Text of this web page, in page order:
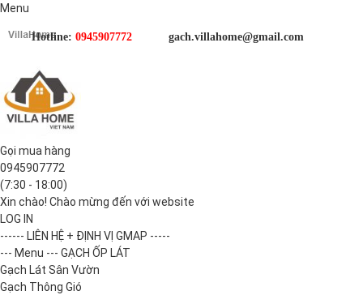
Menu
Hotline: 0945907772 gach.villahome@gmail.com
Gọi mua hàng
0945907772
(7:30 - 18:00)
Xin chào! Chào mừng đến với website
LOG IN
------ LIÊN HỆ + ĐỊNH VỊ GMAP -----
--- Menu --- GẠCH ỐP LÁT
Gạch Lát Sân Vườn
Gạch Thông Gió